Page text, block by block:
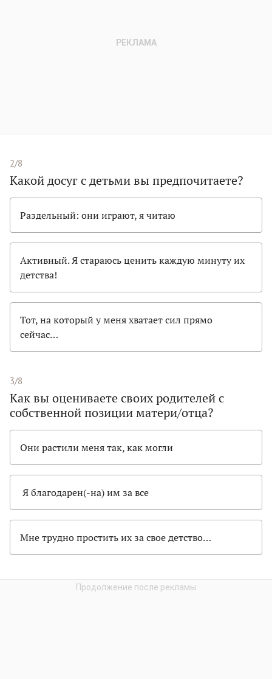
2/8
Какой досуг с детьми вы предпочитаете?
Раздельный: они играют, я читаю
Активный. Я стараюсь ценить каждую минуту их
детства!
Тот, на который у меня хватает сил прямо
сейчас…
3/8
Как вы оцениваете своих родителей с
собственной позиции матери/отца?
Они растили меня так, как могли
Я благодарен(-на) им за все
Мне трудно простить их за свое детство…